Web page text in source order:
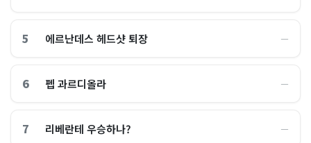
5 에르난데스 헤드샷 퇴장 ―
6 펩 과르디올라 ―
7 리베란테 우승하나? ―